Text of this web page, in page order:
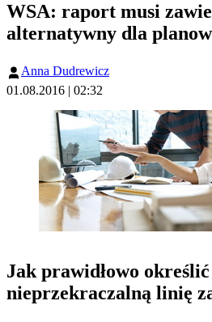
WSA: raport musi
alternatywny dla
Anna Dudrewicz
01.08.2016 | 02:32
Jak prawidłowo określić
nieprzekraczalną linię